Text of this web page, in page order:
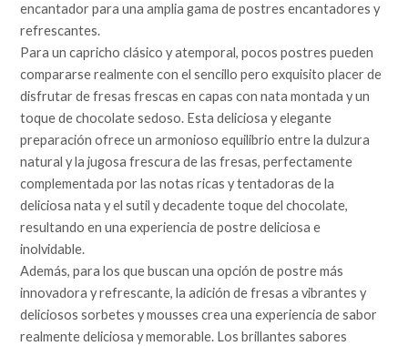
encantador para una amplia gama de postres encantadores y
refrescantes.
Para un capricho clásico y atemporal, pocos postres pueden
compararse realmente con el sencillo pero exquisito placer de
disfrutar de fresas frescas en capas con nata montada y un
toque de chocolate sedoso. Esta deliciosa y elegante
preparación ofrece un armonioso equilibrio entre la dulzura
natural y la jugosa frescura de las fresas, perfectamente
complementada por las notas ricas y tentadoras de la
deliciosa nata y el sutil y decadente toque del chocolate,
resultando en una experiencia de postre deliciosa e
inolvidable.
Además, para los que buscan una opción de postre más
innovadora y refrescante, la adición de fresas a vibrantes y
deliciosos sorbetes y mousses crea una experiencia de sabor
realmente deliciosa y memorable. Los brillantes sabores